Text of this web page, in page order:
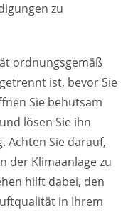
zu
ordnungsgemäß
ist, bevor Sie
Sie behutsam
lösen Sie ihn
Achten Sie darauf,
der Klimaanlage zu
hilft dabei, den
in Ihrem